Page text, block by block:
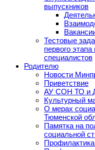
выпускников
Тестовые
первого
специалистов
Родителю
Новости
Приветствие
АУ СОН ТО и
Культурный
О мерах
Тюменской
Памятка на
социальной